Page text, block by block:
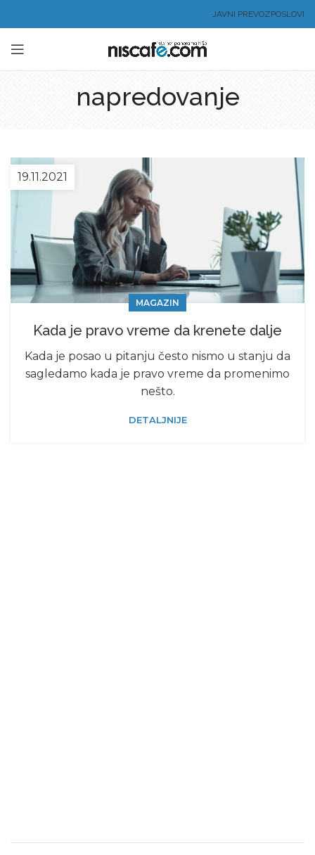
JAVNI PREVOZPOSLOVI
napredovanje
19.11.2021
MAGAZIN
Kada je pravo vreme da krenete dalje
Kada je posao u pitanju često nismo u stanju da
sagledamo kada je pravo vreme da promenimo
nešto.
DETALJNIJE